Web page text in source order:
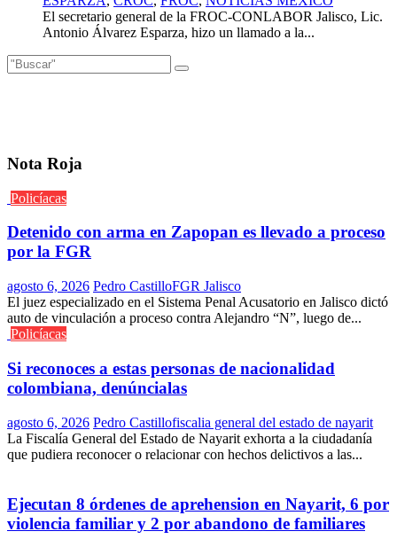
El secretario general de la FROC-CONLABOR Jalisco, Lic.
Antonio Álvarez Esparza, hizo un llamado a la...
Nota Roja
Policíacas
Detenido con arma en Zapopan es llevado a proceso
por la FGR
agosto 6, 2026 Pedro CastilloFGR Jalisco
El juez especializado en el Sistema Penal Acusatorio en Jalisco dictó
auto de vinculación a proceso contra Alejandro “N”, luego de...
Policíacas
Si reconoces a estas personas de nacionalidad
colombiana, denúncialas
agosto 6, 2026 Pedro Castillofiscalia general del estado de nayarit
La Fiscalía General del Estado de Nayarit exhorta a la ciudadanía
que pudiera reconocer o relacionar con hechos delictivos a las...
Ejecutan 8 órdenes de aprehension en Nayarit, 6 por
violencia familiar y 2 por abandono de familiares